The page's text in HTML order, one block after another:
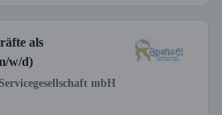
als
w/d)
mbH